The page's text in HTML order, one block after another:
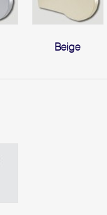
Beige